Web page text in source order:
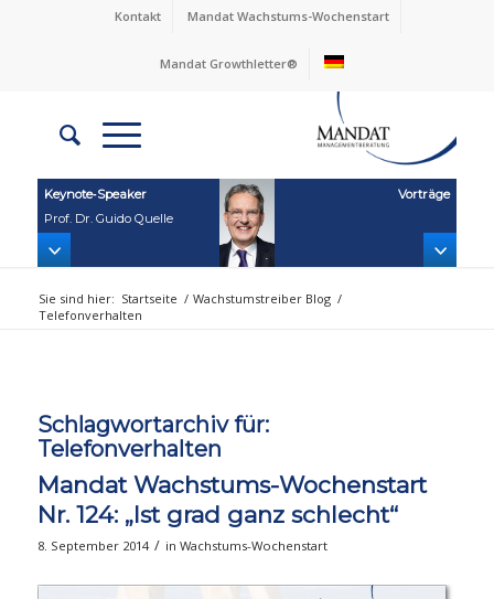
Kontakt Mandat Wachstums-Wochenstart
Mandat Growthletter®
Keynote‑Speaker
Prof. Dr. Guido Quelle
Vorträge
Sie sind hier: Startseite / Wachstumstreiber Blog /
Telefonverhalten
Schlagwortarchiv für:
Telefonverhalten
Mandat Wachstums-Wochenstart
Nr. 124: „Ist grad ganz schlecht“
8. September 2014 / in Wachstums-Wochenstart